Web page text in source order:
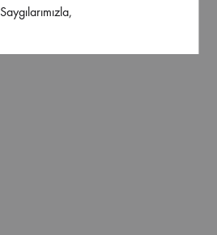
Saygılarımızla,